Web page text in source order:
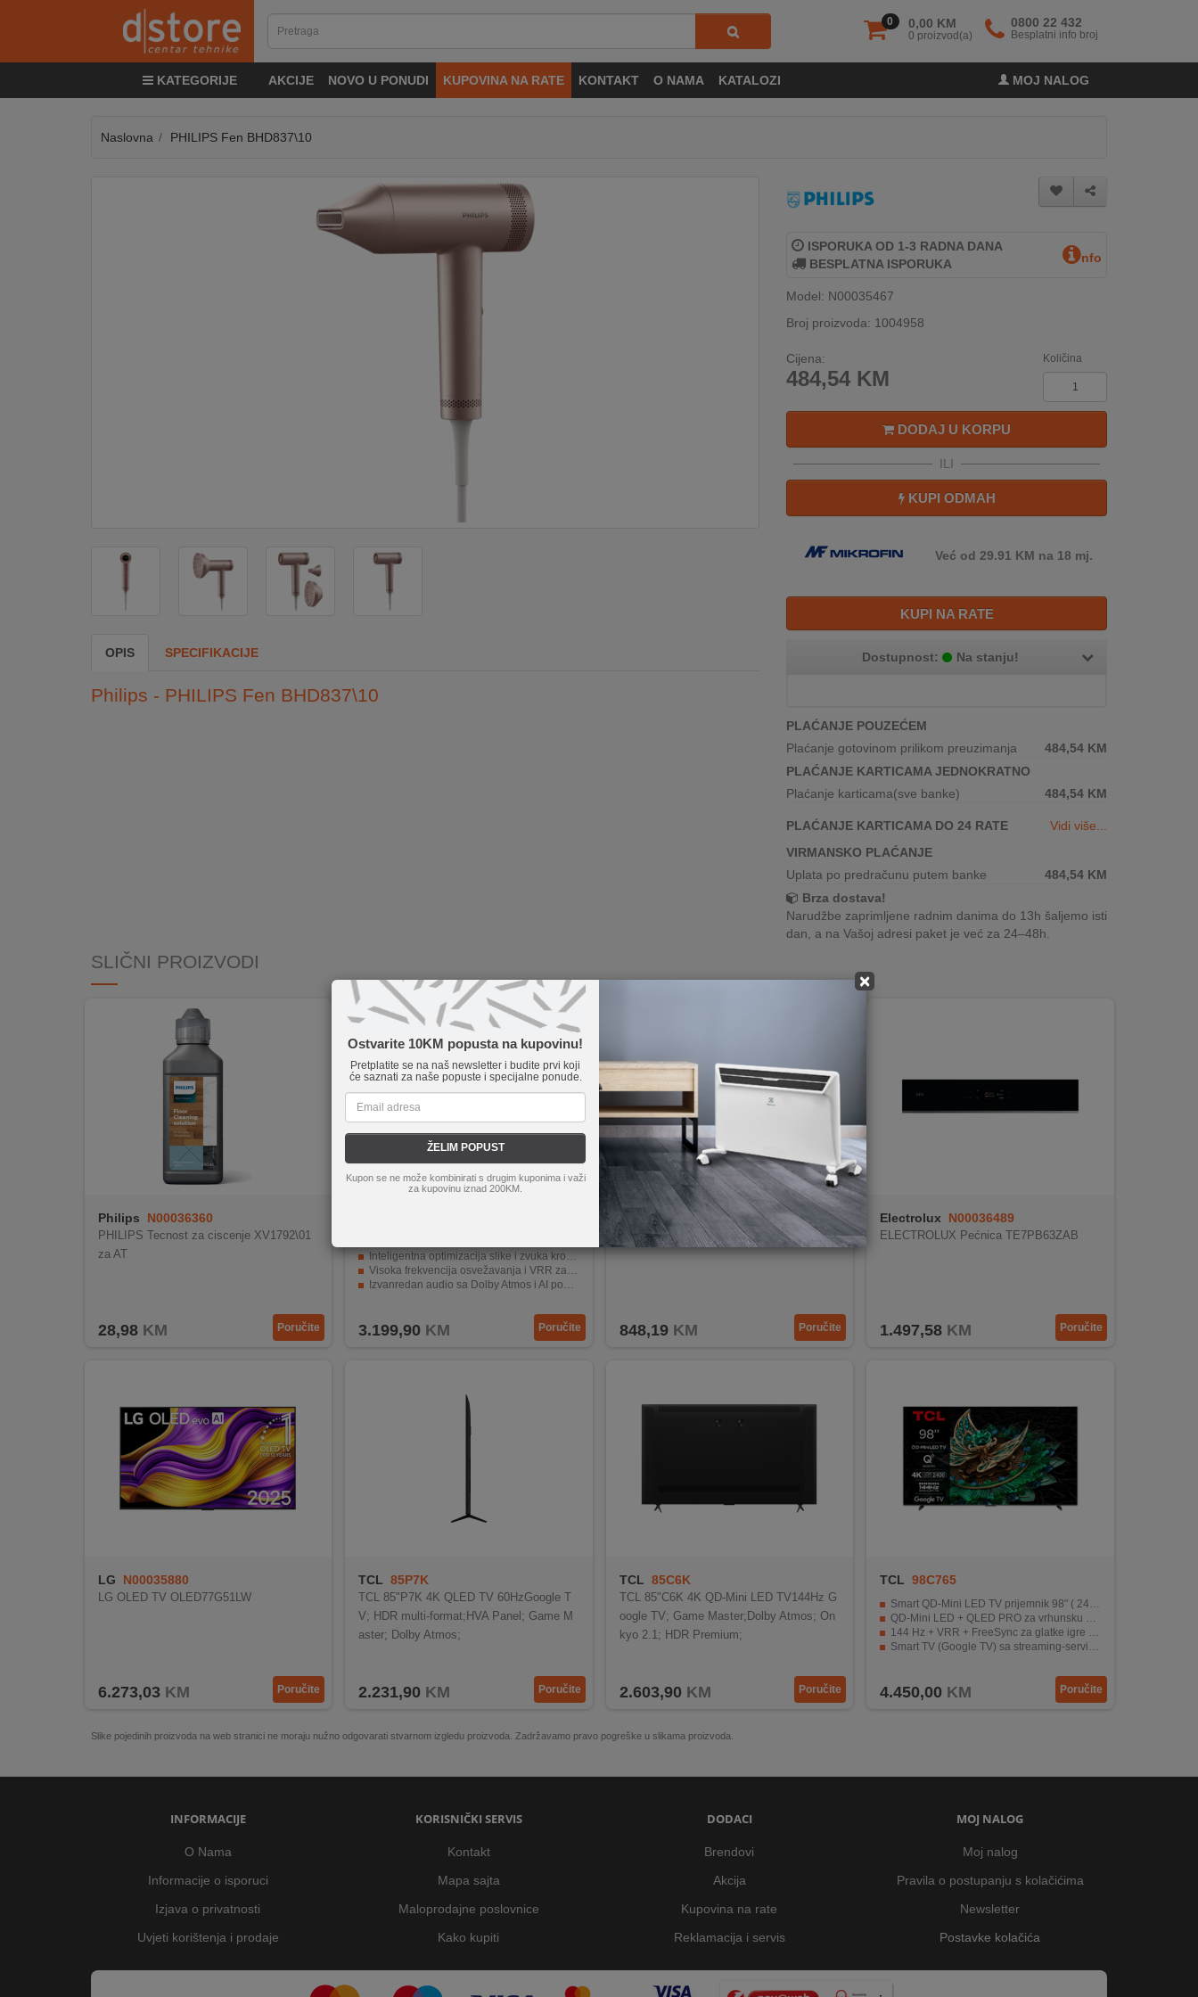
0 0,00 KM
0 proizvod(a)
0800 22 432
Besplatni info broj
KATEGORIJE AKCIJE NOVO U PONUDI KUPOVINA NA RATE KONTAKT O NAMA KATALOZI MOJ NALOG
&
×
Ostvarite 10KM popusta na kupovinu!
Pretplatite se na naš newsletter i budite prvi koji
će saznati za naše popuste i specijalne ponude.
ŽELIM POPUST
Kupon se ne može kombinirati s drugim kuponima i važi
za kupovinu iznad 200KM.
Naslovna PHILIPS Fen BHD837\10
OPIS SPECIFIKACIJE
Philips - PHILIPS Fen BHD837\10
ISPORUKA OD 1-3 RADNA DANA
BESPLATNA ISPORUKA
nfo
Model: N00035467
Broj proizvoda: 1004958
Cijena:
484,54 KM
Količina
DODAJ U KORPU
ILI
KUPI ODMAH
Već od 29.91 KM na 18 mj.
KUPI NA RATE
Dostupnost: Na stanju!
PLAĆANJE POUZEĆEM
Plaćanje gotovinom prilikom preuzimanja
484,54 KM
PLAĆANJE KARTICAMA JEDNOKRATNO
Plaćanje karticama(sve banke)
484,54 KM
PLAĆANJE KARTICAMA DO 24 RATE
Vidi više...
VIRMANSKO PLAĆANJE
Uplata po predračunu putem banke
484,54 KM
Brza dostava!
Narudžbe zaprimljene radnim danima do 13h šaljemo isti
dan, a na Vašoj adresi paket je već za 24–48h.
SLIČNI PROIZVODI
Philips N00036360
PHILIPS Tecnost za ciscenje XV1792\01
za AT
28,98KM Poručite
Inteligentna optimizacija slike i zvuka kroz α9 AI procesor
Visoka frekvencija osvežavanja i VRR za besprijekorno igranje
Izvanredan audio sa Dolby Atmos i AI poboljšanjima
3.199,90 KM Poručite
50UR80003LJ
50UR80003LJ
848,19KM Poručite
Electrolux N00036489
ELECTROLUX Pećnica TE7PB63ZAB
1.497,58 KM Poručite
LG N00035880
LG OLED TV OLED77G51LW
6.273,03KM Poručite
TCL 85P7K
TCL 85"P7K 4K QLED TV 60HzGoogle T
V; HDR multi-format;HVA Panel; Game M
aster; Dolby Atmos;
2.231,90 KM Poručite
TCL 85C6K
TCL 85"C6K 4K QD-Mini LED TV144Hz G
oogle TV; Game Master;Dolby Atmos; On
kyo 2.1; HDR Premium;
2.603,90 KM Poručite
TCL 98C765
Smart QD-Mini LED TV prijemnik 98" ( 249 cm )
QD-Mini LED + QLED PRO za vrhunsku sliku i boje
144 Hz + VRR + FreeSync za glatke igre bez tearinga
Smart TV (Google TV) sa streaming-servisima i glasovnim upravljanjem
4.450,00 KM Poručite
Slike pojedinih proizvoda na web stranici ne moraju nužno odgovarati stvarnom izgledu proizvoda. Zadržavamo pravo pogreške u slikama proizvoda.
INFORMACIJE
O Nama
Informacije o isporuci
Izjava o privatnosti
Uvjeti korištenja i prodaje
KORISNIČKI SERVIS
Kontakt
Mapa sajta
Maloprodajne poslovnice
Kako kupiti
DODACI
Brendovi
Akcija
Kupovina na rate
Reklamacija i servis
MOJ NALOG
Moj nalog
Pravila o postupanju s kolačićima
Newsletter
Postavke kolačića